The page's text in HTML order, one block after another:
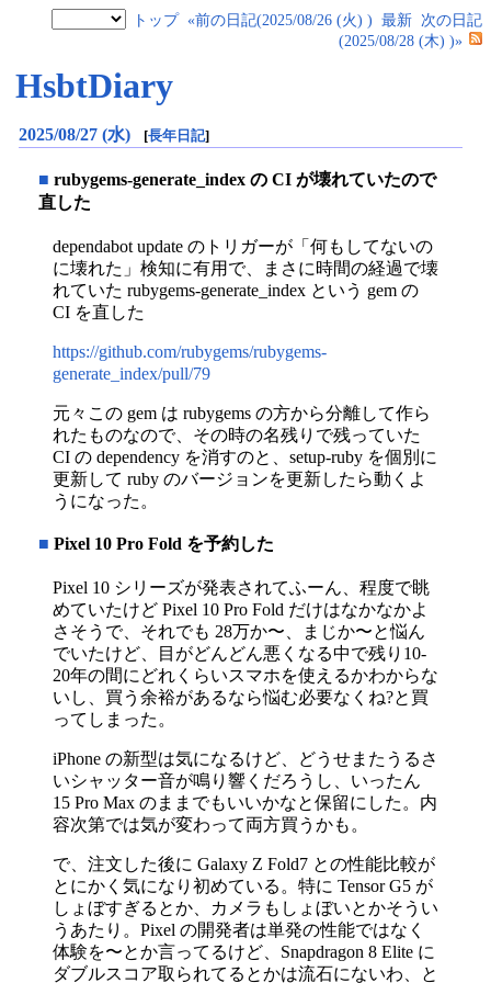
トップ «前の日記(2025/08/26 (火) ) 最新 次の日記
(2025/08/28 (木) )»
HsbtDiary
2025/08/27 (水) [長年日記]
■ rubygems-generate_index の CI が壊れていたので
直した
dependabot update のトリガーが「何もしてないの
に壊れた」検知に有用で、まさに時間の経過で壊
れていた rubygems-generate_index という gem の
CI を直した
https://github.com/rubygems/rubygems-
generate_index/pull/79
元々この gem は rubygems の方から分離して作ら
れたものなので、その時の名残りで残っていた
CI の dependency を消すのと、setup-ruby を個別に
更新して ruby のバージョンを更新したら動くよ
うになった。
■ Pixel 10 Pro Fold を予約した
Pixel 10 シリーズが発表されてふーん、程度で眺
めていたけど Pixel 10 Pro Fold だけはなかなかよ
さそうで、それでも 28万か〜、まじか〜と悩ん
でいたけど、目がどんどん悪くなる中で残り10-
20年の間にどれくらいスマホを使えるかわからな
いし、買う余裕があるなら悩む必要なくね?と買
ってしまった。
iPhone の新型は気になるけど、どうせまたうるさ
いシャッター音が鳴り響くだろうし、いったん
15 Pro Max のままでもいいかなと保留にした。内
容次第では気が変わって両方買うかも。
で、注文した後に Galaxy Z Fold7 との性能比較が
とにかく気になり初めている。特に Tensor G5 が
しょぼすぎるとか、カメラもしょぼいとかそうい
うあたり。Pixel の開発者は単発の性能ではなく
体験を〜とか言ってるけど、Snapdragon 8 Elite に
ダブルスコア取られてるとかは流石にないわ、と